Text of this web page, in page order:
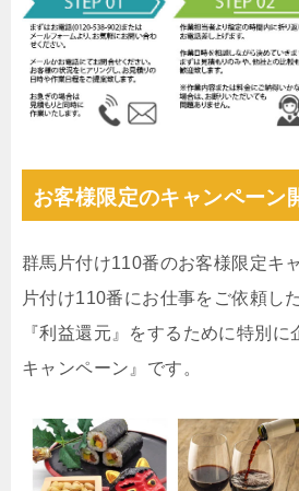
お客様限定のキャンペーン
群馬片付け110番のお客様限定キ
片付け110番にお仕事をご依頼し
『利益還元』をするために特別
キャンペーン』です。